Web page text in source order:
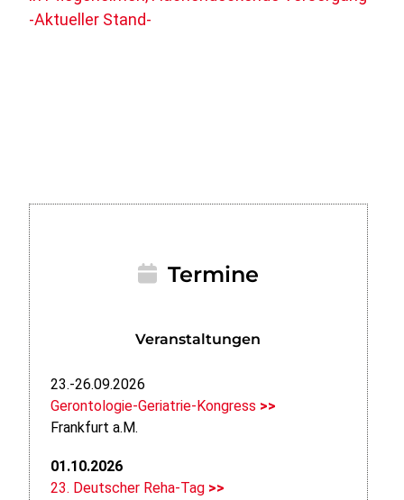
-Aktueller Stand-
Termine
Veranstaltungen
23.-26.09.2026
Gerontologie-Geriatrie-Kongress >>
Frankfurt a.M.
01.10.2026
23. Deutscher Reha-Tag >>